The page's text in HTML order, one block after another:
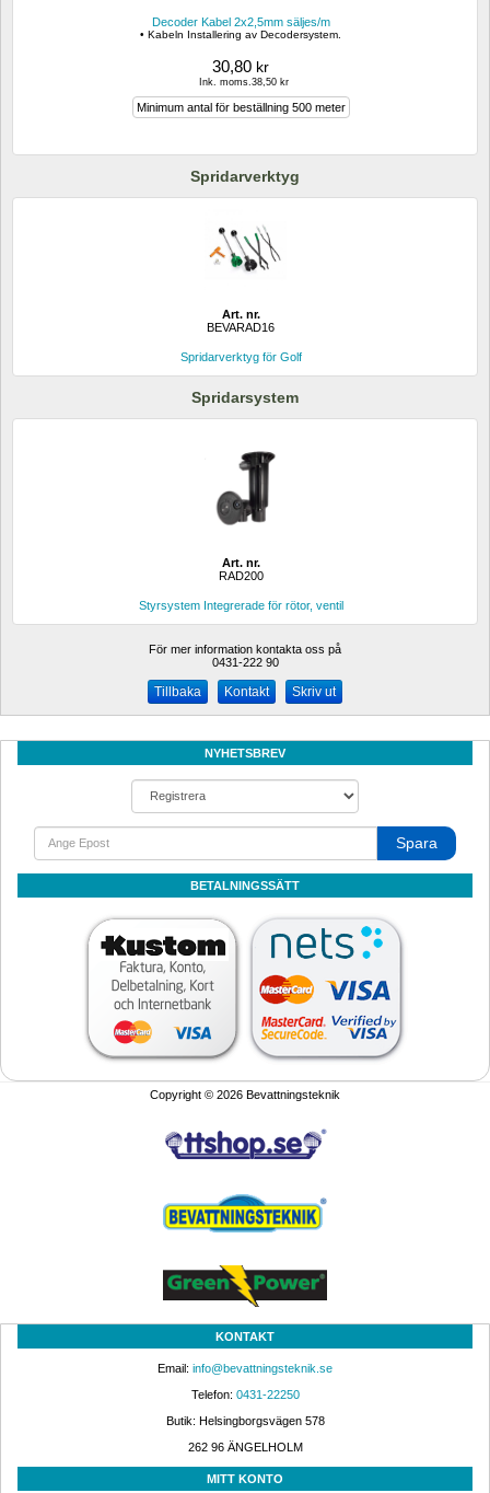
Decoder Kabel 2x2,5mm säljes/m
• Kabeln Installering av Decodersystem.
30,80 kr
Ink. moms.38,50 kr
Minimum antal för beställning 500 meter
Spridarverktyg
Art. nr.
BEVARAD16
Spridarverktyg för Golf
Spridarsystem
Art. nr.
RAD200
Styrsystem Integrerade för rötor, ventil
För mer information kontakta oss på
0431-222 90
Kontakt Skriv ut
NYHETSBREV
Spara
BETALNINGSSÄTT
Copyright © 2026 Bevattningsteknik
KONTAKT
Email: info@bevattningsteknik.se
Telefon: 0431-22250
Butik: Helsingborgsvägen 578
262 96 ÄNGELHOLM
MITT KONTO